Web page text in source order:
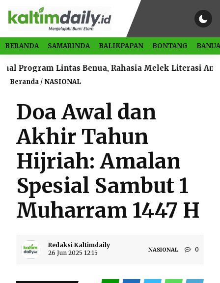
BERANDA SAMARINDA BALIKPAPAN BONTANG
Benua, Rahasia Melek Literasi Anak Bontang
Beranda /NASIONAL
Doa Awal dan
Akhir Tahun
Hijriah: Amalan
Spesial Sambut 1
Muharram 1447 H
Redaksi Kaltimdaily
26 Jun 2025 12:15
NASIONAL 0